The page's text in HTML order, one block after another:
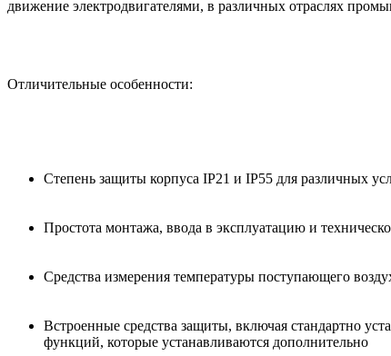
движение электродвигателями, в различных отраслях
Отличительные особенности:
Степень защиты корпуса IP21 и IP55 для различных
Простота монтажа, ввода в эксплуатацию и
Средства измерения температуры поступающего
Встроенные средства защиты, включая стандартно
функций, которые устанавливаются дополнительно